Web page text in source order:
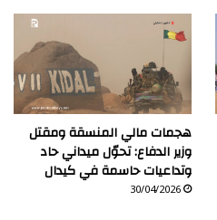
هجمات مالي المنسقة ومقتل
وزير الدفاع: تحوّل ميداني حاد
وتداعيات حاسمة في كيدال
30/04/2026